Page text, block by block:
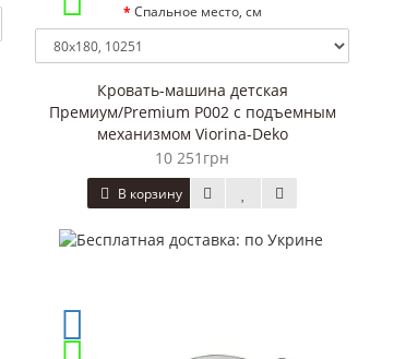
Спальное место, см
Кровать-машина детская
Премиум/Premium P002 с подъемным
механизмом Viorina-Deko
10 251грн
В корзину